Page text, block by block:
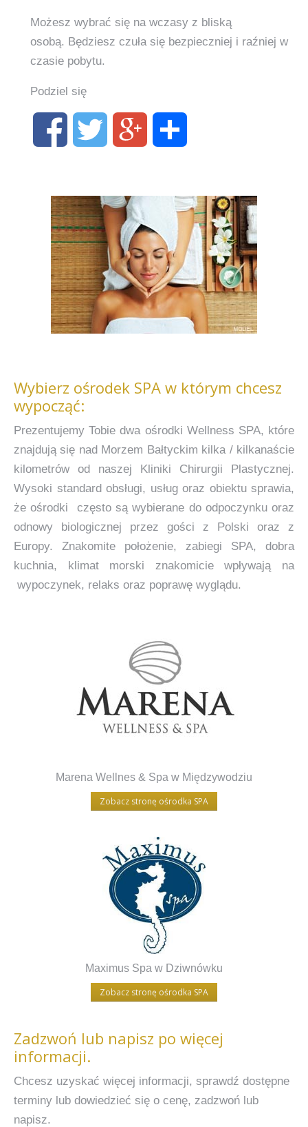
Możesz wybrać się na wczasy z bliską
osobą. Będziesz czuła się bezpieczniej i raźniej w
czasie pobytu.
Podziel się
Wybierz ośrodek SPA w którym chcesz
wypocząć:
Prezentujemy Tobie dwa ośrodki Wellness SPA, które
znajdują się nad Morzem Bałtyckim kilka / kilkanaście
kilometrów od naszej Kliniki Chirurgii Plastycznej.
Wysoki standard obsługi, usług oraz obiektu sprawia,
że ośrodki często są wybierane do odpoczynku oraz
odnowy biologicznej przez gości z Polski oraz z
Europy. Znakomite położenie, zabiegi SPA, dobra
kuchnia, klimat morski znakomicie wpływają na
wypoczynek, relaks oraz poprawę wyglądu.
Marena Wellnes & Spa w Międzywodziu
Zobacz stronę ośrodka SPA
Maximus Spa w Dziwnówku
Zobacz stronę ośrodka SPA
Zadzwoń lub napisz po więcej
informacji.
Chcesz uzyskać więcej informacji, sprawdź dostępne
terminy lub dowiedzieć się o cenę, zadzwoń lub
napisz.